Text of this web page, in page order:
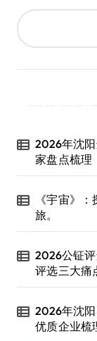
2026年沈
家盘点梳理
《宇宙》
旅。
2026公钲
评选三大痛
2026年沈
优质企业梳